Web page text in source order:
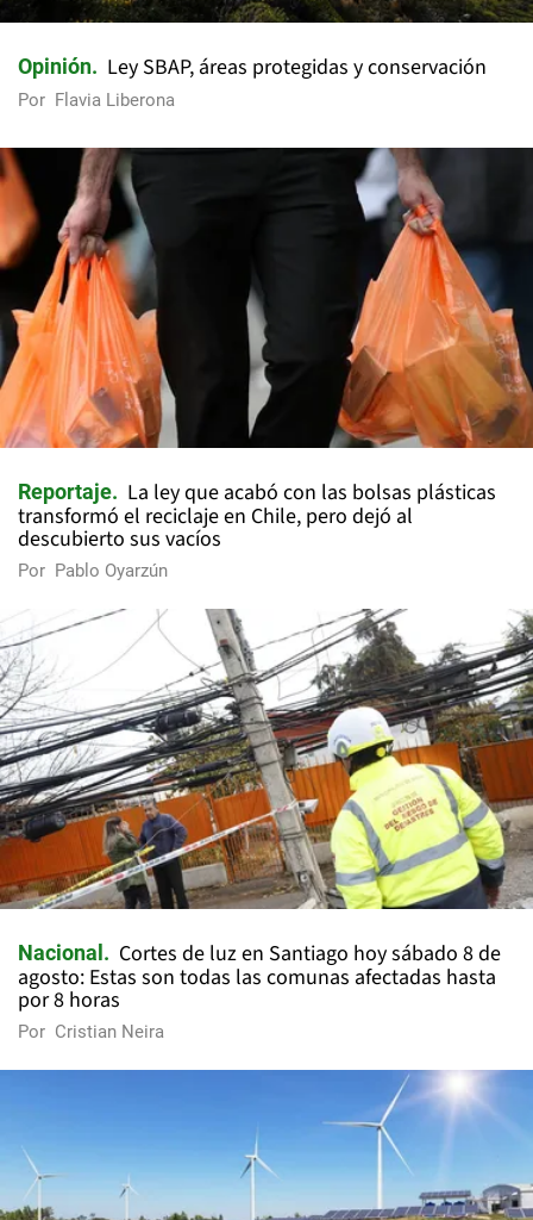
Opinión Ley SBAP, áreas protegidas y conservación
Por Flavia Liberona
Reportaje
La ley que acabó con las bolsas plásticas
transformó el reciclaje en Chile, pero dejó al
descubierto sus vacíos
Por Pablo Oyarzún
Nacional
Cortes de luz en Santiago hoy sábado 8 de
agosto: Estas son todas las comunas afectadas hasta
por 8 horas
Por Cristian Neira